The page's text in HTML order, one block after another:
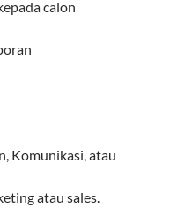
calon
Komunikasi, atau
atau sales.